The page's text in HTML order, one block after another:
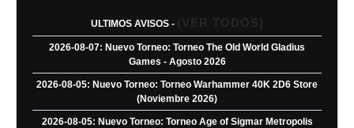
ULTIMOS AVISOS - (VER TODOS)
2026-08-07: Nuevo Torneo: Torneo The Old World Gladius
Games - Agosto 2026
2026-08-05: Nuevo Torneo: Torneo Warhammer 40K 2D6 Store
(Noviembre 2026)
2026-08-05: Nuevo Torneo: Torneo Age of Sigmar Metropolis